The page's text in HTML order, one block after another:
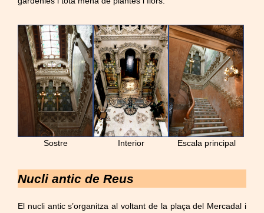
Sostre Interior Escala principal
Nucli antic de Reus
El nucli antic s’organitza al voltant de la plaça del Mercadal i